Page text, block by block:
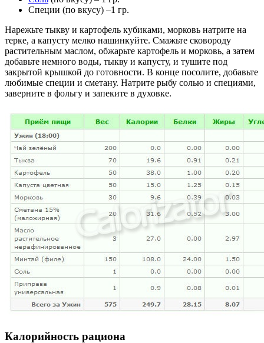
Специи (по вкусу) –1 гр.
Нарежьте тыкву и картофель кубиками, морковь натрите на
терке, а капусту мелко нашинкуйте. Смажьте сковороду
растительным маслом, обжарьте картофель и морковь, а затем
добавьте немного воды, тыкву и капусту, и тушите под
закрытой крышкой до готовности. В конце посолите, добавьте
любимые специи и сметану. Натрите рыбу солью и специями,
заверните в фольгу и запеките в духовке.
Калорийность рациона